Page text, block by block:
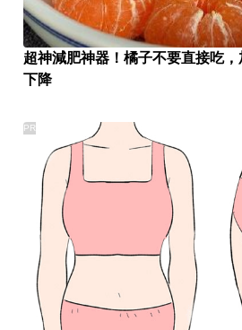
超神減肥神器！橘子不要直接吃
下降
PR